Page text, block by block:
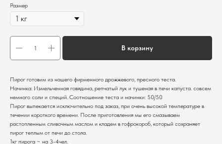
Размер
В корзину
Пирог готовим из нашего фирменного дрожжевого, пресного теста.
Начинка: Измельченная говядина, репчатый лук и тушеная в печи капуста. совсем
немного соли и специй. Соотношение теста и начинки: 50/50
Пирог выпекается исключительно под заказ, при очень высокой температуре в
течении короткого времени. После приготовления мы его смазываем
растопленным сливочным маслом и кладем в гофрокороб, который сохраняет
пирог теплым от печи до стола.
1кг пирога ~ на 3-4чел.